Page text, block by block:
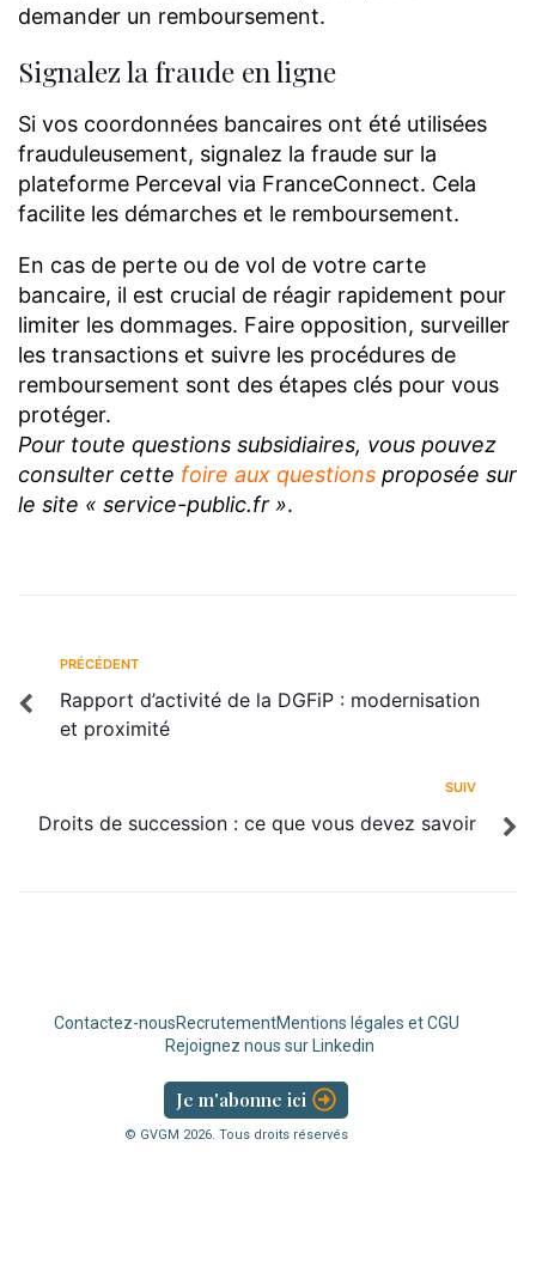
demander un remboursement.
Signalez la fraude en ligne
Si vos coordonnées bancaires ont été utilisées
frauduleusement, signalez la fraude sur la
plateforme Perceval via FranceConnect. Cela
facilite les démarches et le remboursement.
En cas de perte ou de vol de votre carte
bancaire, il est crucial de réagir rapidement pour
limiter les dommages. Faire opposition, surveiller
les transactions et suivre les procédures de
remboursement sont des étapes clés pour vous
protéger.
Pour toute questions subsidiaires, vous pouvez
consulter cette foire aux questions proposée sur
le site « service-public.fr ».
PRÉCÉDENT
Rapport d’activité de la DGFiP : modernisation
et proximité
SUIV
Droits de succession : ce que vous devez savoir
Contactez-nousRecrutementMentions légales et CGU
Rejoignez nous sur Linkedin
Je m'abonne ici
© GVGM 2026. Tous droits réservés